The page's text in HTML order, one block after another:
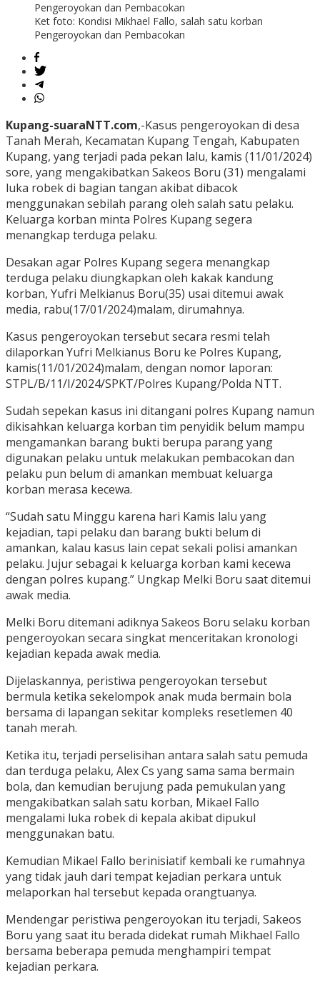
Ket foto: Kondisi Mikhael Fallo, salah satu korban
Pengeroyokan dan Pembacokan
Kupang-suaraNTT.com,-Kasus pengeroyokan di desa
Tanah Merah, Kecamatan Kupang Tengah, Kabupaten
Kupang, yang terjadi pada pekan lalu, kamis (11/01/2024)
sore, yang mengakibatkan Sakeos Boru (31) mengalami
luka robek di bagian tangan akibat dibacok
menggunakan sebilah parang oleh salah satu pelaku.
Keluarga korban minta Polres Kupang segera
menangkap terduga pelaku.
Desakan agar Polres Kupang segera menangkap
terduga pelaku diungkapkan oleh kakak kandung
korban, Yufri Melkianus Boru(35) usai ditemui awak
media, rabu(17/01/2024)malam, dirumahnya.
Kasus pengeroyokan tersebut secara resmi telah
dilaporkan Yufri Melkianus Boru ke Polres Kupang,
kamis(11/01/2024)malam, dengan nomor laporan:
STPL/B/11/I/2024/SPKT/Polres Kupang/Polda NTT.
Sudah sepekan kasus ini ditangani polres Kupang namun
dikisahkan keluarga korban tim penyidik belum mampu
mengamankan barang bukti berupa parang yang
digunakan pelaku untuk melakukan pembacokan dan
pelaku pun belum di amankan membuat keluarga
korban merasa kecewa.
“Sudah satu Minggu karena hari Kamis lalu yang
kejadian, tapi pelaku dan barang bukti belum di
amankan, kalau kasus lain cepat sekali polisi amankan
pelaku. Jujur sebagai k keluarga korban kami kecewa
dengan polres kupang.” Ungkap Melki Boru saat ditemui
awak media.
Melki Boru ditemani adiknya Sakeos Boru selaku korban
pengeroyokan secara singkat menceritakan kronologi
kejadian kepada awak media.
Dijelaskannya, peristiwa pengeroyokan tersebut
bermula ketika sekelompok anak muda bermain bola
bersama di lapangan sekitar kompleks resetlemen 40
tanah merah.
Ketika itu, terjadi perselisihan antara salah satu pemuda
dan terduga pelaku, Alex Cs yang sama sama bermain
bola, dan kemudian berujung pada pemukulan yang
mengakibatkan salah satu korban, Mikael Fallo
mengalami luka robek di kepala akibat dipukul
menggunakan batu.
Kemudian Mikael Fallo berinisiatif kembali ke rumahnya
yang tidak jauh dari tempat kejadian perkara untuk
melaporkan hal tersebut kepada orangtuanya.
Mendengar peristiwa pengeroyokan itu terjadi, Sakeos
Boru yang saat itu berada didekat rumah Mikhael Fallo
bersama beberapa pemuda menghampiri tempat
kejadian perkara.